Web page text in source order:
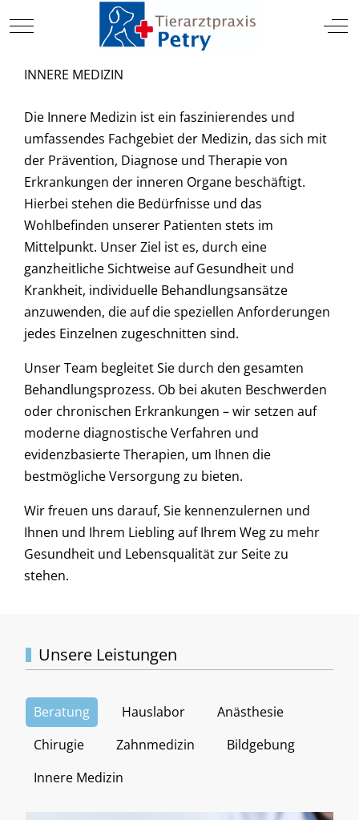
Mobile Menu Toggle
INNERE MEDIZIN
Die Innere Medizin ist ein faszinierendes und
umfassendes Fachgebiet der Medizin, das sich mit
der Prävention, Diagnose und Therapie von
Erkrankungen der inneren Organe beschäftigt.
Hierbei stehen die Bedürfnisse und das
Wohlbefinden unserer Patienten stets im
Mittelpunkt. Unser Ziel ist es, durch eine
ganzheitliche Sichtweise auf Gesundheit und
Krankheit, individuelle Behandlungsansätze
anzuwenden, die auf die speziellen Anforderungen
jedes Einzelnen zugeschnitten sind.
Unser Team begleitet Sie durch den gesamten
Behandlungsprozess. Ob bei akuten Beschwerden
oder chronischen Erkrankungen – wir setzen auf
moderne diagnostische Verfahren und
evidenzbasierte Therapien, um Ihnen die
bestmögliche Versorgung zu bieten.
Wir freuen uns darauf, Sie kennenzulernen und
Ihnen und Ihrem Liebling auf Ihrem Weg zu mehr
Gesundheit und Lebensqualität zur Seite zu
stehen.
Unsere Leistungen
Beratung Hauslabor
Anästhesie
Chirugie
Zahnmedizin
Bildgebung
Innere Medizin